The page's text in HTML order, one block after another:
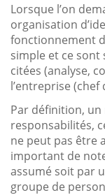
Lorsque l’on
organisation
fonctionnement
simple et ce
citées (analyse,
l’entreprise
Par définition, un
responsabilités,
ne peut pas être
important de
assumé soit par
groupe de